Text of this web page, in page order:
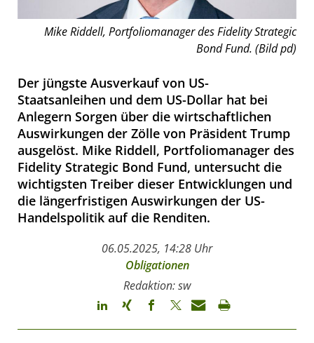
Mike Riddell, Portfoliomanager des Fidelity Strategic
Bond Fund. (Bild pd)
Der jüngste Ausverkauf von US-
Staatsanleihen und dem US-Dollar hat bei
Anlegern Sorgen über die wirtschaftlichen
Auswirkungen der Zölle von Präsident Trump
ausgelöst. Mike Riddell, Portfoliomanager des
Fidelity Strategic Bond Fund, untersucht die
wichtigsten Treiber dieser Entwicklungen und
die längerfristigen Auswirkungen der US-
Handelspolitik auf die Renditen.
06.05.2025, 14:28 Uhr
Obligationen
Redaktion: sw